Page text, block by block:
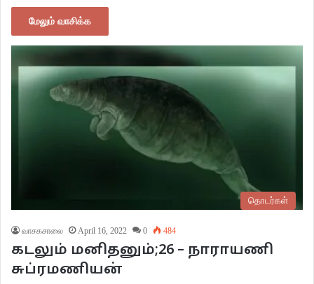
மேலும் வாசிக்க
தொடர்கள்
வாசகசாலை April 16, 2022 0 484
கடலும் மனிதனும்;26 – நாராயணி
சுப்ரமணியன்